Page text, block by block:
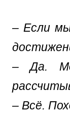
– Если
– Да.
– Всё.